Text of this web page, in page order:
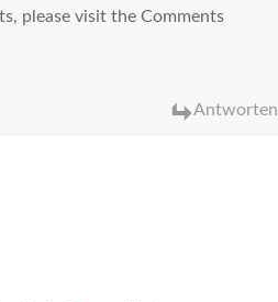
please visit the Comments
Antworten